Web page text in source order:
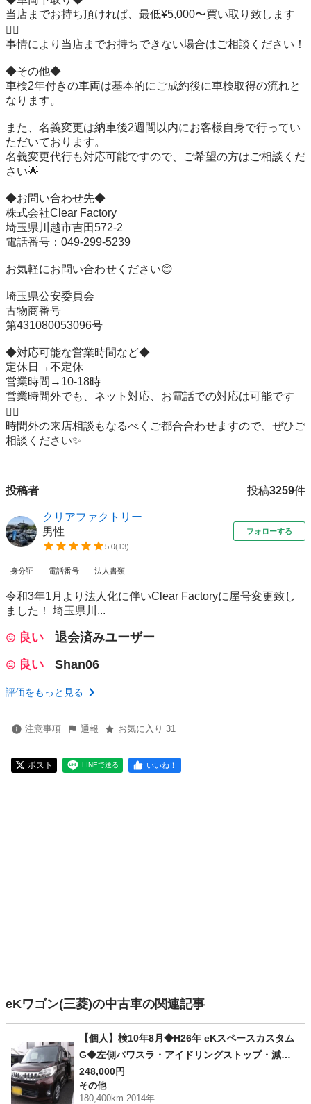
当店までお持ち頂ければ、最低¥5,000〜買い取り致します
🙆‍♂️
事情により当店までお持ちできない場合はご相談ください！
◆その他◆
車検2年付きの車両は基本的にご成約後に車検取得の流れと
なります。
また、名義変更は納車後2週間以内にお客様自身で行ってい
ただいております。
名義変更代行も対応可能ですので、ご希望の方はご相談くだ
さい🌟
◆お問い合わせ先◆
株式会社Clear Factory
埼玉県川越市吉田572-2
電話番号：049-299-5239
お気軽にお問い合わせください😊
埼玉県公安委員会
古物商番号
第431080053096号
◆対応可能な営業時間など◆
定休日→不定休
営業時間→10-18時
営業時間外でも、ネット対応、お電話での対応は可能です
🙆‍♂️
時間外の来店相談もなるべくご都合合わせますので、ぜひご
相談ください✨
投稿者 投稿3259件
クリアファクトリー
男性
5.0(13)
フォローする
身分証 電話番号 法人書類
令和3年1月より法人化に伴いClear Factoryに屋号変更致し
ました！ 埼玉県川...
良い
退会済みユーザー
良い
Shan06
評価をもっと見る
注意事項 通報 お気に入り 31
ポスト LINEで送る いいね！
eKワゴン(三菱)の中古車の関連記事
【個人】検10年8月◆H26年 eKスペースカスタム
G◆左側パワスラ・アイドリングストップ・減速
エネルギー回生システム◆下取・交換可★乗って
帰れます
248,000円
その他
180,400km 2014年